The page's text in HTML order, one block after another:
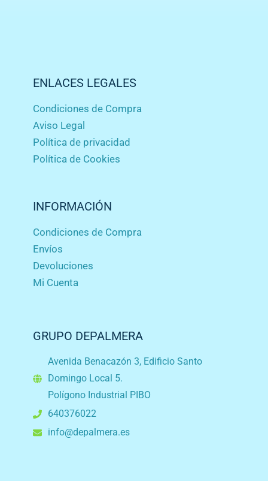
ENLACES LEGALES
Condiciones de Compra
Aviso Legal
Política de privacidad
Política de Cookies
INFORMACIÓN
Condiciones de Compra
Envíos
Devoluciones
Mi Cuenta
GRUPO DEPALMERA
Avenida Benacazón 3, Edificio Santo
Domingo Local 5.
Polígono Industrial PIBO
640376022
info@depalmera.es